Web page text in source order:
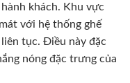
khách. Khu vực
với hệ thống ghế
tục. Điều này đặc
nóng đặc trưng của